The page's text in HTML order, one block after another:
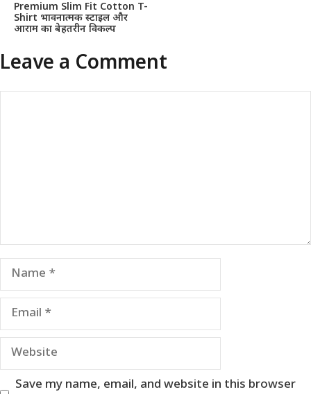
Premium Slim Fit Cotton T-
Shirt भावनात्मक स्टाइल और
आराम का बेहतरीन विकल्प
Leave a Comment
Name
Email
Website
Save my name, email, and website in this browser